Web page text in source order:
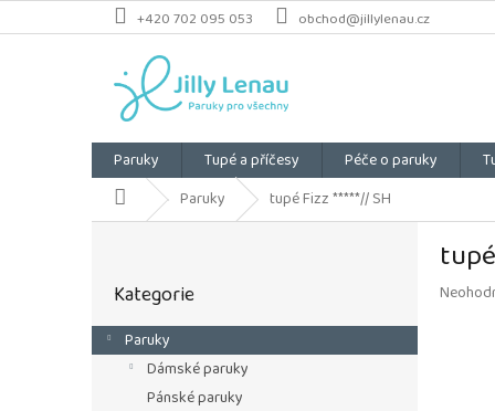
Přejít
na
+420 702 095 053 obchod@jillylenau.cz
Paruky Tupé a příčesy Péče o paruky
Domů Paruky tupé Fizz *****// SH
P
r
a
kategorie
Kategorie
Paruky
Dámské paruky
Pánské paruky